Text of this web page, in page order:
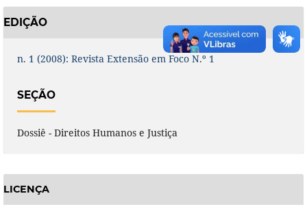
EDIÇÃO
n. 1 (2008): Revista Extensão em Foco N.º 1
SEÇÃO
Dossiê - Direitos Humanos e Justiça
LICENÇA